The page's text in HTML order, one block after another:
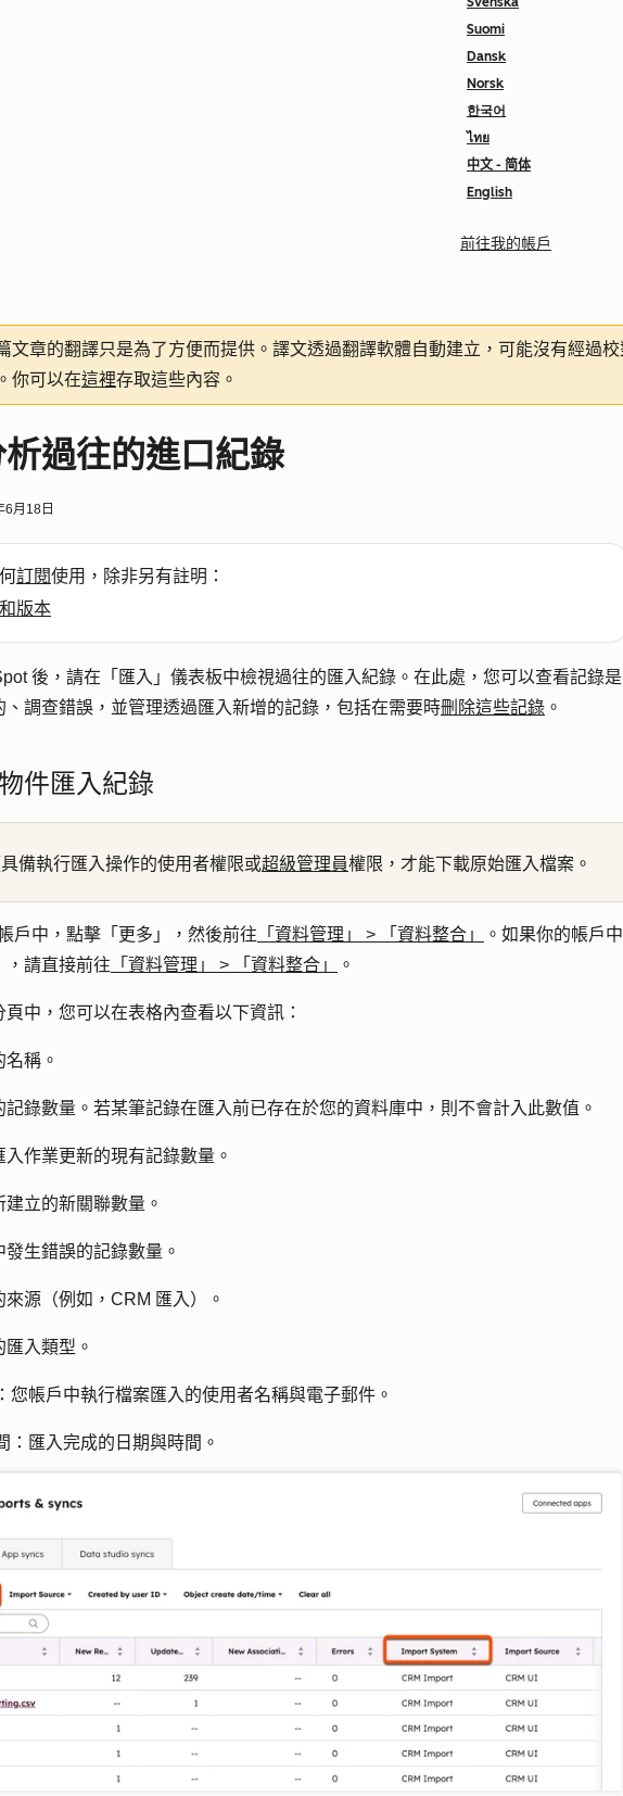
Suomi
Dansk
Norsk
한국어
ไทย
中文 - 简体
English
前往我的帳戶
文章的翻譯只是為了方便而提供。譯文透過翻譯軟體自動建立，可能沒有經過
你可以在這裡存取這些內容。
過往的進口紀錄
6月18日
訂閱使用，除非另有註明：
版本
後，請在「匯入」儀表板中檢視過往的匯入紀錄。在此處，您可以查看記錄是
、調查錯誤，並管理透過匯入新增的記錄，包括在需要時刪除這些記錄 。
件匯入紀錄
備執行匯入操作的使用者權限或超級管理員權限，才能下載原始匯入檔案。
戶中，點擊 「更多」 ，然後前往 「資料管理」 > 「資料整合」
。如果你的帳戶中
，請直接前往 「資料管理」 > 「資料整合」 。
頁中，您可以在表格內查看以下資訊：
名稱。
記錄數量。若某筆記錄在匯入前已存在於您的資料庫中，則不會計入此數值。
入作業更新的現有記錄數量。
建立的新關聯數量。
發生錯誤的記錄數量。
來源（例如，CRM 匯入）。
匯入類型。
您帳戶中執行檔案匯入的使用者名稱與電子郵件。
：匯入完成的日期與時間。